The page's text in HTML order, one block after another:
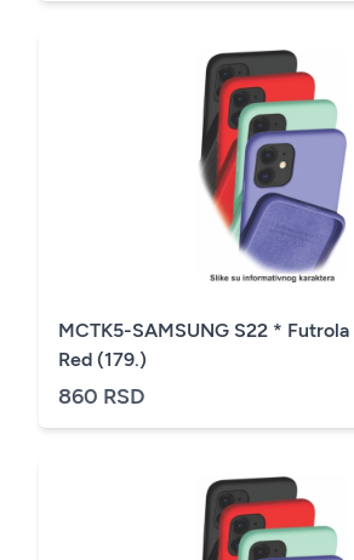
MCTK5-SAMSUNG S22 *
Red (179.)
860 RSD